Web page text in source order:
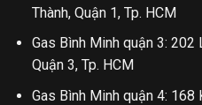
Thành, Quận 1, Tp. HCM
Gas Bình Minh quận 3: 202
Quận 3, Tp. HCM
Gas Bình Minh quận 4: 168